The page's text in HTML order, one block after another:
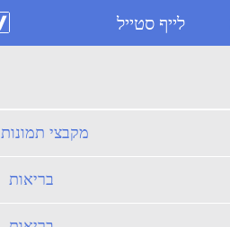
לייף סטייל
מקבצי תמונות
בריאות